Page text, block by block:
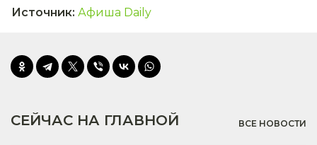
Источник: Афиша Daily
СЕЙЧАС НА ГЛАВНОЙ ВСЕ НОВОСТИ